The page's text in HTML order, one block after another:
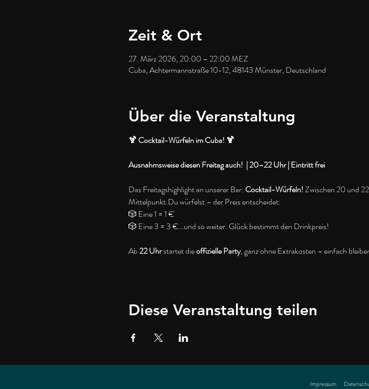
Zeit & Ort
27. März 2026, 20:00 – 22:00 MEZ
Cuba, Achtermannstraße 10-12, 48143 Münster, Deutschland
Über die Veranstaltung
🍹 Cocktail-Würfeln im Cuba! 🍹
Ausnahmsweise diesen Freitag auch!  | 20–22 Uhr | Eintritt frei
Das Freitagshighlight an unserer Bar: Cocktail-Würfeln! Zwischen 20 und
Mittelpunkt.Du würfelst – der Preis entscheidet:
🎲 Eine 1 = 1 €
🎲 Eine 3 = 3 €…und so weiter. Glück bestimmt den Drinkpreis!
Ab 22 Uhr startet die offizielle Party, ganz ohne Extrakosten – einfach
Diese Veranstaltung teilen
Impressum